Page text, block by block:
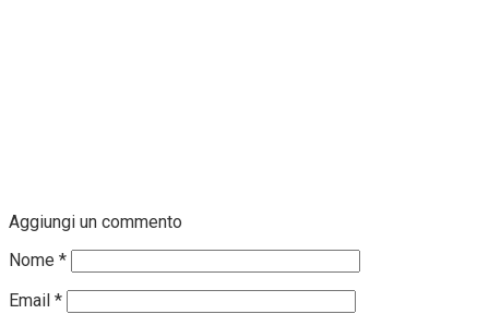
Aggiungi un commento
Nome *
Email *